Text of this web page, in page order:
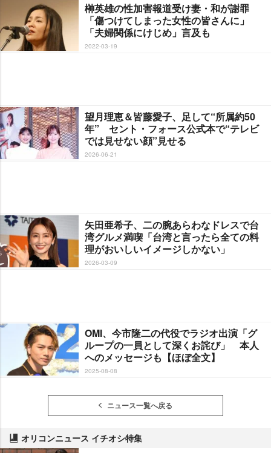
榊英雄の性加害報道受け妻・和が謝罪
「傷つけてしまった女性の皆さんに」
「夫婦関係にけじめ」言及も
2022-03-19
望月理恵＆皆藤愛子、足して“所属約50
年” セント・フォース公式本で“テレビ
では見せない顔”見せる
2026-06-21
矢田亜希子、二の腕あらわなドレスで台
湾グルメ満喫「台湾と言ったら全ての料
理がおいしいイメージしかない」
2026-03-09
OMI、今市隆二の代役でラジオ出演「グ
ループの一員として深くお詫び」 本人
へのメッセージも【ほぼ全文】
2025-08-08
ニュース一覧へ戻る
オリコンニュース イチオシ特集